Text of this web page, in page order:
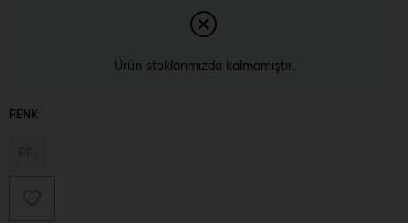
Ürün stoklarımızda kalmamıştır.
RENK